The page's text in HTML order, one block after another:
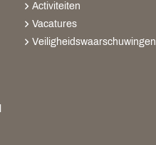
Activiteiten
Vacatures
Veiligheidswaarschuwingen